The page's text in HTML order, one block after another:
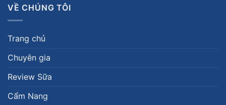
VỀ CHÚNG TÔI
Trang chủ
Chuyên gia
Review Sữa
Cẩm Nang